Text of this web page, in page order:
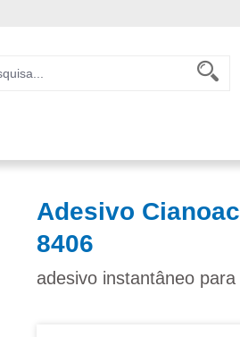
Adesivo
8406
adesivo instantâneo